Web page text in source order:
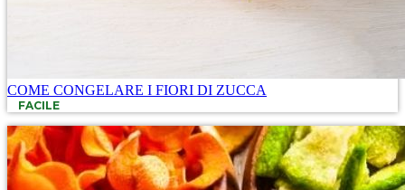
COME CONGELARE I FIORI DI ZUCCA
FACILE